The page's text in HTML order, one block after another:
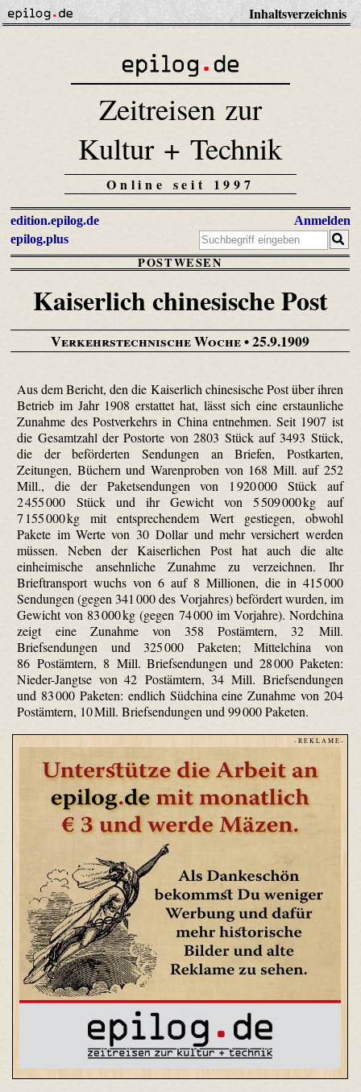
Inhaltsverzeichnis
Zeitreisen zur
Kultur + Technik
Online seit 1997
edition.epilog.de
epilog.plus
Anmelden
POSTWESEN
Kaiserlich chinesische Post
Verkehrstechnische Woche• 25.9.1909
Aus dem Bericht, den die Kaiserlich chinesische Post über ihren
Betrieb im Jahr 1908 erstattet hat, lässt sich eine erstaunliche
Zunahme des Postverkehrs in China entnehmen. Seit 1907 ist
die Gesamtzahl der Postorte von 2803 Stück auf 3493 Stück,
die der beförderten Sendungen an Briefen, Postkarten,
Zeitungen, Büchern und Warenproben von 168 Mill. auf 252
Mill., die der Paketsendungen von 1 920 000 Stück auf
2 455 000 Stück und ihr Gewicht von 5 509 000 kg auf
7 155 000 kg mit entsprechendem Wert gestiegen, obwohl
Pakete im Werte von 30 Dollar und mehr versichert werden
müssen. Neben der Kaiserlichen Post hat auch die alte
einheimische ansehnliche Zunahme zu verzeichnen. Ihr
Brieftransport wuchs von 6 auf 8 Millionen, die in 415 000
Sendungen (gegen 341 000 des Vorjahres) befördert wurden, im
Gewicht von 83 000 kg (gegen 74 000 im Vorjahre). Nordchina
zeigt eine Zunahme von 358 Postämtern, 32 Mill.
Briefsendungen und 325 000 Paketen; Mittelchina von
86 Postämtern, 8 Mill. Briefsendungen und 28 000 Paketen:
Nieder-Jangtse von 42 Postämtern, 34 Mill. Briefsendungen
und 83 000 Paketen: endlich Südchina eine Zunahme von 204
Postämtern, 10 Mill. Briefsendungen und 99 000 Paketen.
- R E K L A M E -